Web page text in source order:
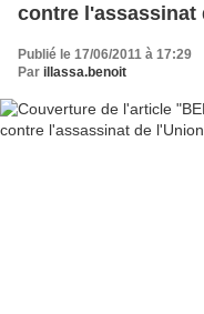
contre l'assassinat
Publié le 17/06/2011 à 17:29
Par illassa.benoit